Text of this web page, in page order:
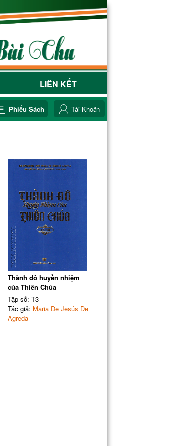
LIÊN KẾT
Phiếu Sách Tài Khoản
Thành đô huyền nhiệm
của Thiên Chúa
Tập số: T3
Tác giả: Maria De Jesús De
Agreda